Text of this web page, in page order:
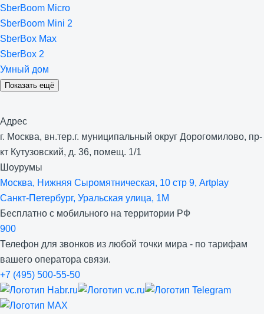
SberBoom Micro
SberBoom Mini 2
SberBox Max
SberBox 2
Умный дом
Показать ещё
Адрес
г. Москва, вн.тер.г. муниципальный округ Дорогомилово, пр-
кт Кутузовский, д. 36, помещ. 1/1
Шоурумы
Москва, Нижняя Сыро­мятническая, 10 стр 9, Artplay
Санкт-Петербург, Уральская улица, 1М
Бесплатно с мобильного на территории РФ
900
Телефон для звонков из любой точки мира - по тарифам
вашего оператора связи.
+7 (495) 500-55-50